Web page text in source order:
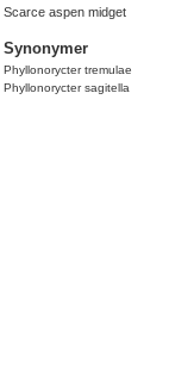
Scarce aspen midget
Synonymer
Phyllonorycter tremulae
Phyllonorycter sagitella